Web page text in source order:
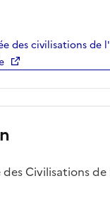
des civilisations de
des Civilisations